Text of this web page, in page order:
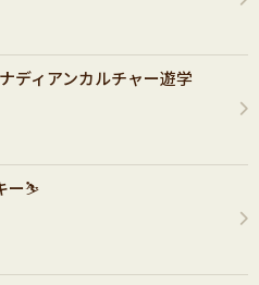
ディアンカルチャー遊学
ー⛷️